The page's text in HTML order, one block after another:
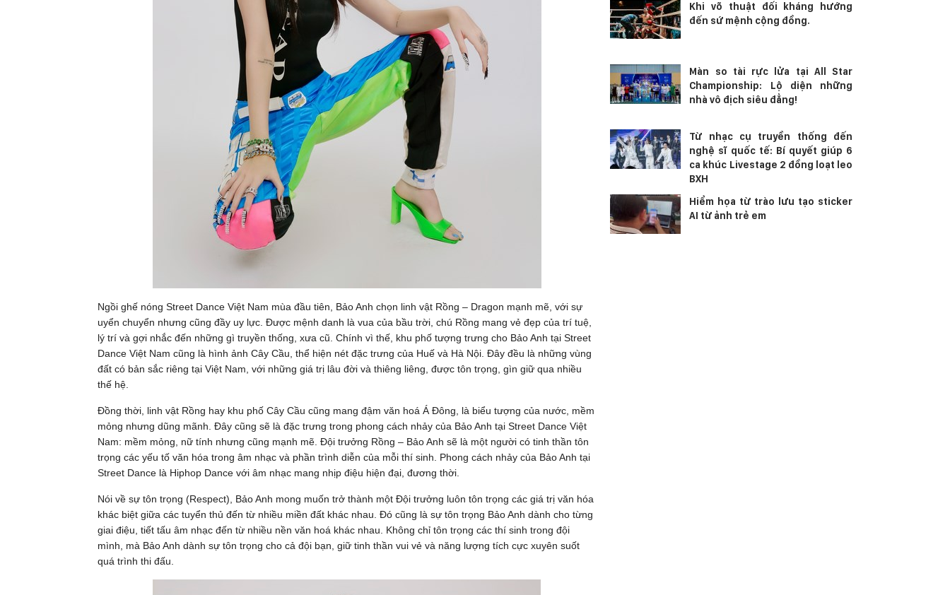
Ngồi ghế nóng Street Dance Việt Nam mùa đầu tiên, Bảo Anh chọn linh vật Rồng – Dragon mạnh mẽ, với sự
uyển chuyển nhưng cũng đầy uy lực. Được mệnh danh là vua của bầu trời, chú Rồng mang vẻ đẹp của trí tuệ,
lý trí và gợi nhắc đến những gì truyền thống, xưa cũ. Chính vì thế, khu phố tượng trưng cho Bảo Anh tại Street
Dance Việt Nam cũng là hình ảnh Cây Cầu, thể hiện nét đặc trưng của Huế và Hà Nội. Đây đều là những vùng
đất có bản sắc riêng tại Việt Nam, với những giá trị lâu đời và thiêng liêng, được tôn trọng, gìn giữ qua nhiều
thế hệ.
Đồng thời, linh vật Rồng hay khu phố Cây Cầu cũng mang đậm văn hoá Á Đông, là biểu tượng của nước, mềm
mỏng nhưng dũng mãnh. Đây cũng sẽ là đặc trưng trong phong cách nhảy của Bảo Anh tại Street Dance Việt
Nam: mềm mỏng, nữ tính nhưng cũng mạnh mẽ. Đội trưởng Rồng – Bảo Anh sẽ là một người có tinh thần tôn
trọng các yếu tố văn hóa trong âm nhạc và phần trình diễn của mỗi thí sinh. Phong cách nhảy của Bảo Anh tại
Street Dance là Hiphop Dance với âm nhạc mang nhịp điệu hiện đại, đương thời.
Nói về sự tôn trọng (Respect), Bảo Anh mong muốn trở thành một Đội trưởng luôn tôn trọng các giá trị văn hóa
khác biệt giữa các tuyển thủ đến từ nhiều miền đất khác nhau. Đó cũng là sự tôn trọng Bảo Anh dành cho từng
giai điệu, tiết tấu âm nhạc đến từ nhiều nền văn hoá khác nhau. Không chỉ tôn trọng các thí sinh trong đội
mình, mà Bảo Anh dành sự tôn trọng cho cả đội bạn, giữ tinh thần vui vẻ và năng lượng tích cực xuyên suốt
quá trình thi đấu.
Khi võ thuật đối kháng hướng
đến sứ mệnh cộng đồng.
Màn so tài rực lửa tại All Star
Championship: Lộ diện những
nhà vô địch siêu đẳng!
Từ nhạc cụ truyền thống đến
nghệ sĩ quốc tế: Bí quyết giúp 6
ca khúc Livestage 2 đồng loạt leo
BXH
Hiểm họa từ trào lưu tạo sticker
AI từ ảnh trẻ em